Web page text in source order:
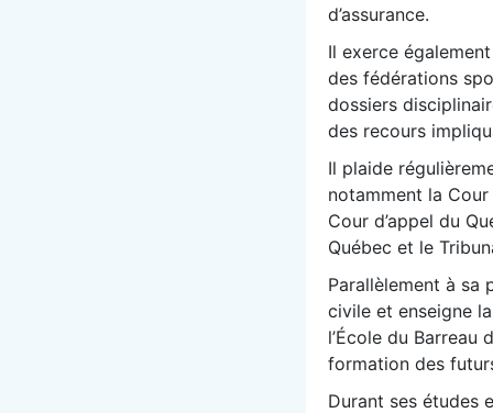
d’assurance.
Il exerce
des fédérations
dossiers
des recours
Il plaide
notamment la
Cour d’appel du
Québec et le
Parallèlement à sa
civile et enseigne
l’École du Barreau
formation des
Durant ses études